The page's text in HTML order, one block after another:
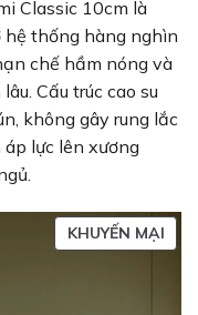
Classic 10cm là
thống hàng nghìn
chế hầm nóng và
Cấu trúc cao su
không gây rung lắc
lực lên xương
KHUYẾN MẠIS
Ả